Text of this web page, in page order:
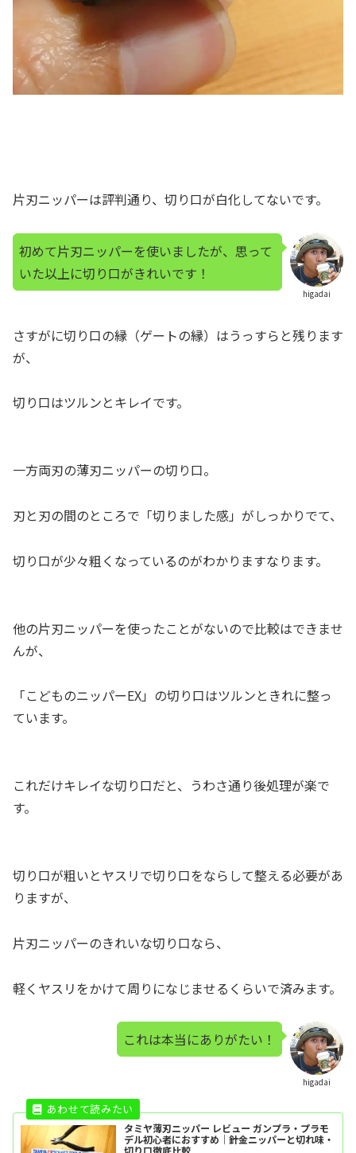
片刃ニッパーは評判通り、切り口が白化してないです。
higadai
初めて片刃ニッパーを使いましたが、思って
いた以上に切り口がきれいです！
さすがに切り口の縁（ゲートの縁）はうっすらと残ります
が、
切り口はツルンとキレイです。
一方両刃の薄刃ニッパーの切り口。
刃と刃の間のところで「切りました感」がしっかりでて、
切り口が少々粗くなっているのがわかりますなります。
他の片刃ニッパーを使ったことがないので比較はできませ
んが、
「こどものニッパーEX」の切り口はツルンときれに整っ
ています。
これだけキレイな切り口だと、うわさ通り後処理が楽で
す。
切り口が粗いとヤスリで切り口をならして整える必要があ
りますが、
片刃ニッパーのきれいな切り口なら、
軽くヤスリをかけて周りになじませるくらいで済みます。
higadai
これは本当にありがたい！
タミヤ薄刃ニッパー レビュー ガンプラ・プラモ
デル初心者におすすめ｜針金ニッパーと切れ味・